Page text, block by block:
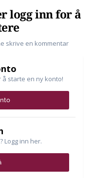
logg inn for å
skrive en kommentar
starte en ny konto!
Logg inn her.